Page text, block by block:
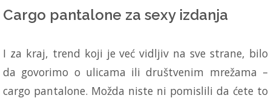
Cargo pantalone za sexy izdanja
I za kraj, trend koji je već vidljiv na sve strane, bilo
da govorimo o ulicama ili društvenim mrežama –
cargo pantalone. Možda niste ni pomislili da ćete to